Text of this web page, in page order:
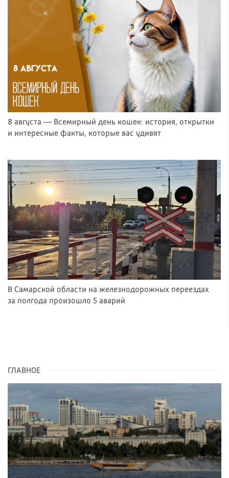
8 августа — Всемирный день кошек: история, открытки
и интересные факты, которые вас удивят
В Самарской области на железнодорожных переездах
за полгода произошло 5 аварий
ГЛАВНОЕ